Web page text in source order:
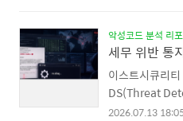
xcel 실행 파일
다. 감염이 완
폐 지갑 정보가
요 이번 피싱 메
생하는 상품 파
악성코드 분석 리
이스트시큐리
DS(Threat
시스템을 통해,
2026.07.13